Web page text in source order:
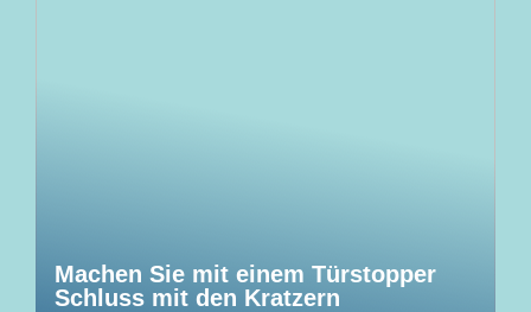
Machen Sie mit einem Türstopper
Schluss mit den Kratzern